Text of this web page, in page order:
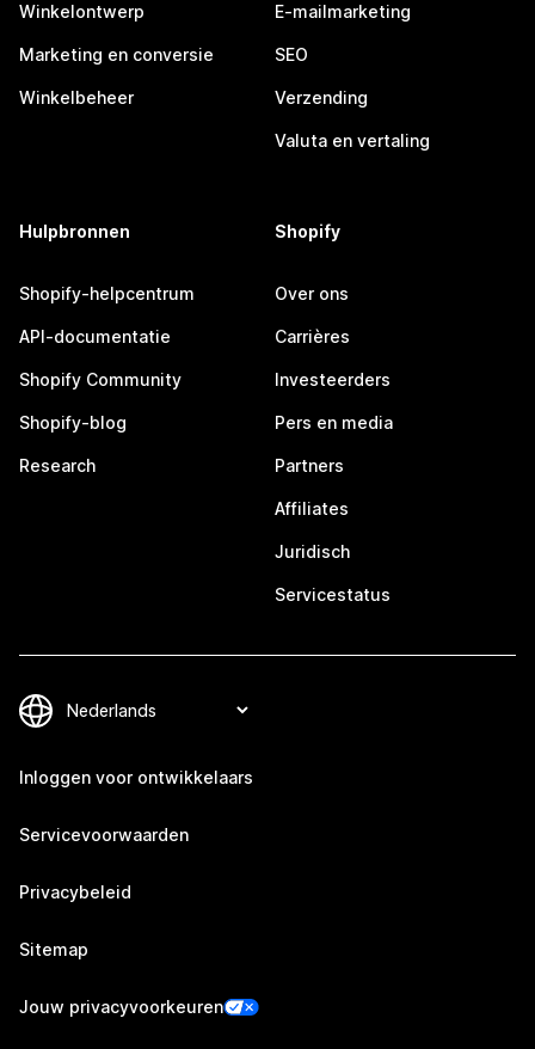
Winkelontwerp
Marketing en conversie
Winkelbeheer
E-mailmarketing
SEO
Verzending
Valuta en vertaling
Hulpbronnen
Shopify-helpcentrum
API-documentatie
Shopify Community
Shopify-blog
Research
Shopify
Over ons
Carrières
Investeerders
Pers en media
Partners
Affiliates
Juridisch
Servicestatus
Inloggen voor ontwikkelaars
Servicevoorwaarden
Privacybeleid
Sitemap
Jouw privacyvoorkeuren